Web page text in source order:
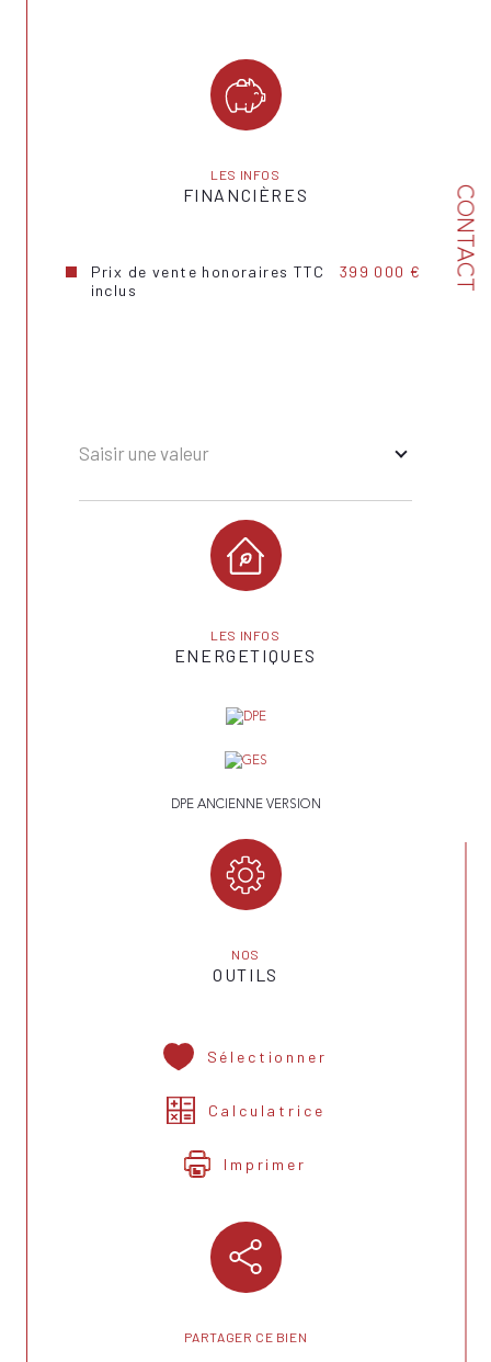
CONTACT
Type de chauffage
Format de chauffage
LES INFOS
FINANCIÈRES
Prix de vente honoraires TTC
inclus
399 000 €
Saisir une valeur
LES INFOS
ENERGETIQUES
DPE ANCIENNE VERSION
NOS
OUTILS
Sélectionner
Calculatrice
Imprimer
PARTAGER CE BIEN